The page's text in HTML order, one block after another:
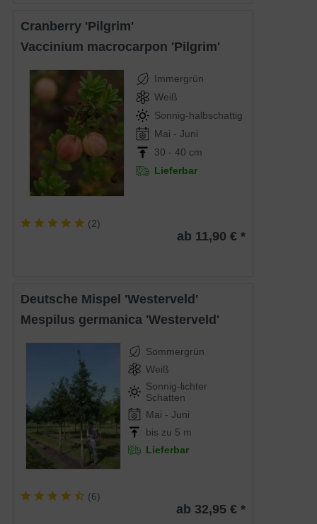
Cranberry 'Pilgrim'
Vaccinium macrocarpon 'Pilgrim'
Immergrün
Weiß
Sonnig-halbschattig
Mai - Juni
30 - 40 cm
Lieferbar
(2)
ab 11,90 € *
Deutsche Mispel 'Westerveld'
Mespilus germanica 'Westerveld'
Sommergrün
Weiß
Sonnig-lichter
Schatten
Mai - Juni
bis zu 5 m
Lieferbar
(6)
ab 32,95 € *